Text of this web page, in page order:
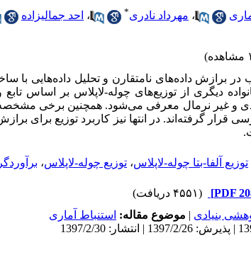
، مهرداد نادری* ، احد جمالیزاده
برازش داده‌های نامتقارن و تحلیل داده‌هایی با
دیگری از توزیع‌های چوله-لاپلاس بر اساس
و غیر نرمال معرفی می‌شود. همچنین برخی
قرار گرفته‌اند. در انتها نیز کاربرد توزیع برای
توزیع آلفا-بتا چوله-لاپلاس، توزیع چوله-لاپلاس،
(۴۵۵۱ دریافت)
بنیادی | موضوع مقاله: استنباط آماری